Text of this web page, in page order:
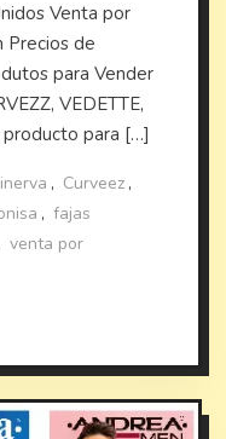
Venta por
Precios de
para Vender
VEDETTE,
producto para […]
, Curveez ,
, fajas
venta por